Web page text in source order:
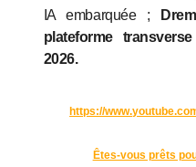
IA embarquée ;
plateforme
2026.
https://
Êtes-vous prêts